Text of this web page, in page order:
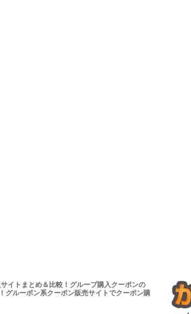
イトまとめ＆比較！グループ購入クーポンの
グルーポン系クーポン販売サイトでクーポン購